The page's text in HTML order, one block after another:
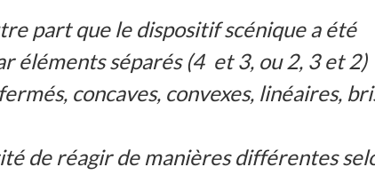
part que le dispositif scénique a été
éléments séparés (4 et 3, ou 2, 3 et 2)
concaves, convexes, linéaires,
de réagir de manières différentes